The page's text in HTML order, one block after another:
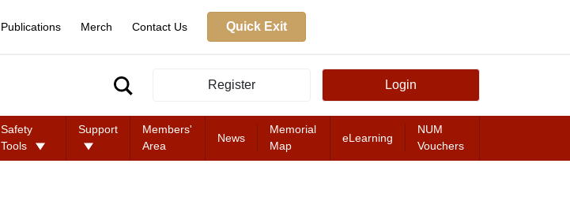
Publications Merch Contact Us Quick Exit
Register Login
Safety
Tools
Support
Members'
Area
News
Memorial
Map
eLearning
NUM
Vouchers